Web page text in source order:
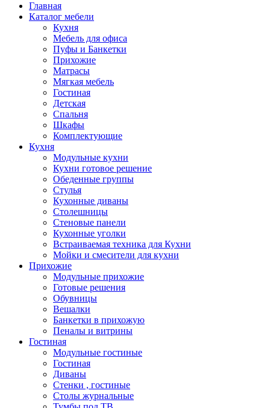
Главная
Каталог мебели
Кухня
Мебель для офиса
Пуфы и Банкетки
Прихожие
Матрасы
Мягкая мебель
Гостиная
Детская
Спальня
Шкафы
Комплектующие
Кухня
Модульные кухни
Кухни готовое решение
Обеденные группы
Стулья
Кухонные диваны
Столешницы
Стеновые панели
Кухонные уголки
Встраиваемая техника для Кухни
Мойки и смесители для кухни
Прихожие
Модульные прихожие
Готовые решения
Обувницы
Вешалки
Банкетки в прихожую
Пеналы и витрины
Гостиная
Модульные гостиные
Гостиная
Диваны
Стенки , гостиные
Столы журнальные